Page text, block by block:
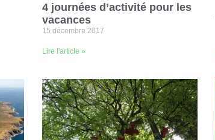
4 journées d’activité pour les
vacances
15 décembre 2017
Lire l'article »